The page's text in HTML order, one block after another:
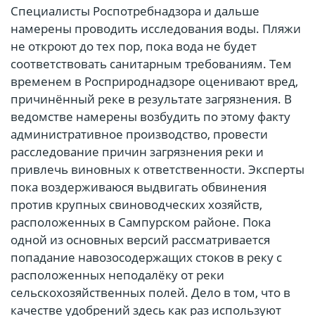
Специалисты Роспотребнадзора и дальше
намерены проводить исследования воды. Пляжи
не откроют до тех пор, пока вода не будет
соответствовать санитарным требованиям. Тем
временем в Росприроднадзоре оценивают вред,
причинённый реке в результате загрязнения. В
ведомстве намерены возбудить по этому факту
административное производство, провести
расследование причин загрязнения реки и
привлечь виновных к ответственности. Эксперты
пока воздерживаюся выдвигать обвинения
против крупных свиноводческих хозяйств,
расположенных в Сампурском районе. Пока
одной из основных версий рассматривается
попадание навозосодержащих стоков в реку с
расположенных неподалёку от реки
сельскохозяйственных полей. Дело в том, что в
качестве удобрений здесь как раз используют